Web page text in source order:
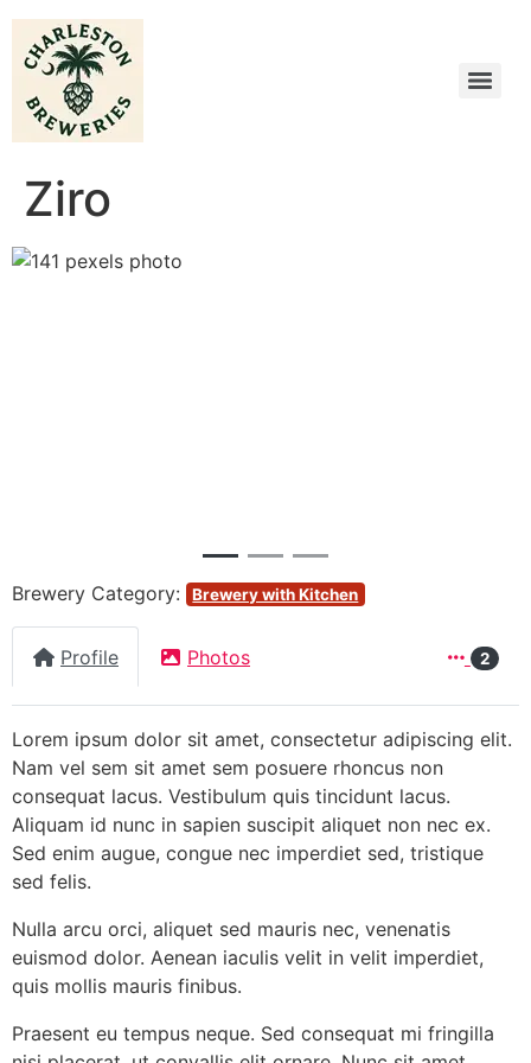
Ziro
Brewery Category: Brewery with Kitchen
Profile Photos 2
Lorem ipsum dolor sit amet, consectetur adipiscing elit.
Nam vel sem sit amet sem posuere rhoncus non
consequat lacus. Vestibulum quis tincidunt lacus.
Aliquam id nunc in sapien suscipit aliquet non nec ex.
Sed enim augue, congue nec imperdiet sed, tristique
sed felis.
Nulla arcu orci, aliquet sed mauris nec, venenatis
euismod dolor. Aenean iaculis velit in velit imperdiet,
quis mollis mauris finibus.
Praesent eu tempus neque. Sed consequat mi fringilla